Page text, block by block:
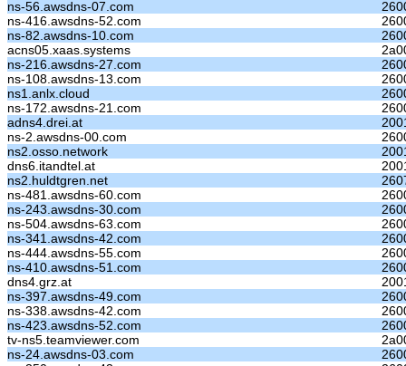
ns-56.awsdns-07.com
ns-416.awsdns-52.com
ns-82.awsdns-10.com
acns05.xaas.systems
ns-216.awsdns-27.com
ns-108.awsdns-13.com
ns1.anlx.cloud
ns-172.awsdns-21.com
adns4.drei.at
ns-2.awsdns-00.com
ns2.osso.network
dns6.itandtel.at
ns2.huldtgren.net
ns-481.awsdns-60.com
ns-243.awsdns-30.com
ns-504.awsdns-63.com
ns-341.awsdns-42.com
ns-444.awsdns-55.com
ns-410.awsdns-51.com
dns4.grz.at
ns-397.awsdns-49.com
ns-338.awsdns-42.com
ns-423.awsdns-52.com
tv-ns5.teamviewer.com
ns-24.awsdns-03.com